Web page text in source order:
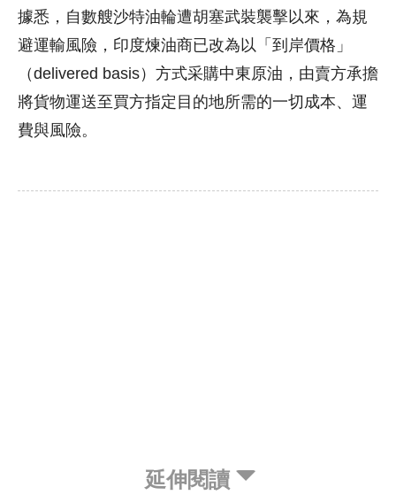
據悉，自數艘沙特油輪遭胡塞武裝襲擊以來，為規
避運輸風險，印度煉油商已改為以「到岸價格」
（delivered basis）方式采購中東原油，由賣方承擔
將貨物運送至買方指定目的地所需的一切成本、運
費與風險。
延伸閱讀